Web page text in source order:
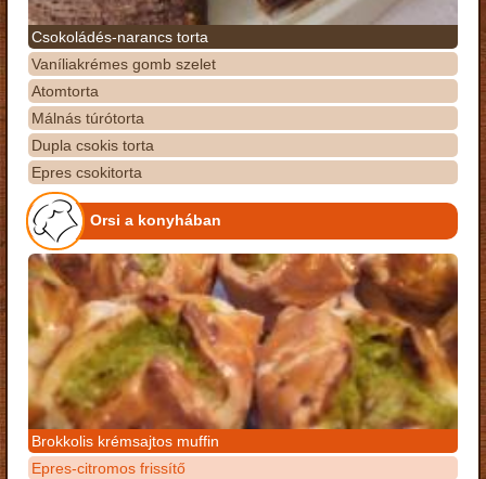
Csokoládés-narancs torta
Vaníliakrémes gomb szelet
Atomtorta
Málnás túrótorta
Dupla csokis torta
Epres csokitorta
Orsi a konyhában
Brokkolis krémsajtos muffin
Epres-citromos frissítő